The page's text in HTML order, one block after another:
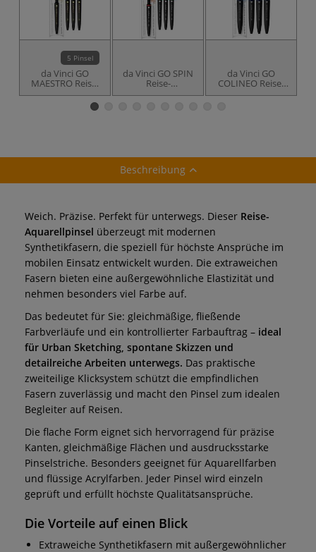
5 Pinsel
da Vinci GO
MAESTRO Reise-
Aquarellpinsel,
rund, Serie 8510
da Vinci GO SPIN
Reise-
Aquarellpinsel,
da Vinci GO
COLINEO Reise-
Verwasch- und
Beschreibung
Weich. Präzise. Perfekt für unterwegs. Dieser Reise-
Aquarellpinsel überzeugt mit modernen
Synthetikfasern, die speziell für höchste Ansprüche im
mobilen Einsatz entwickelt wurden. Die extraweichen
Fasern bieten eine außergewöhnliche Elastizität und
nehmen besonders viel Farbe auf.
Das bedeutet für Sie: gleichmäßige, fließende
Farbverläufe und ein kontrollierter Farbauftrag – ideal
für Urban Sketching, spontane Skizzen und
detailreiche Arbeiten unterwegs. Das praktische
zweiteilige Klicksystem schützt die empfindlichen
Fasern zuverlässig und macht den Pinsel zum idealen
Begleiter auf Reisen.
Die flache Form eignet sich hervorragend für präzise
Kanten, gleichmäßige Flächen und ausdrucksstarke
Pinselstriche. Besonders geeignet für Aquarellfarben
und flüssige Acrylfarben. Jeder Pinsel wird einzeln
geprüft und erfüllt höchste Qualitätsansprüche.
Die Vorteile auf einen Blick
Extraweiche Synthetikfasern mit außergewöhnlicher